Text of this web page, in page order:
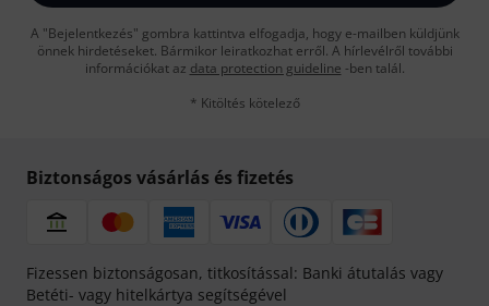
A "Bejelentkezés" gombra kattintva elfogadja, hogy e-mailben küldjünk
önnek hirdetéseket. Bármikor leiratkozhat erről. A hírlevélről további
információkat az data protection guideline -ben talál.
* Kitöltés kötelező
Biztonságos vásárlás és fizetés
Fizessen biztonságosan, titkosítással: Banki átutalás vagy
Betéti- vagy hitelkártya segítségével